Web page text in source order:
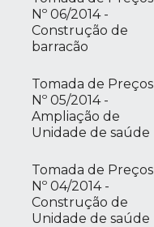
Nº 06/2014 -
Construção de
barracão
Tomada de Preços
Nº 05/2014 -
Ampliação de
Unidade de saúde
Tomada de Preços
Nº 04/2014 -
Construção de
Unidade de saúde